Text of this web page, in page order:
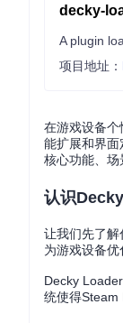
decky-
A plugin
项目地址：
在游戏设备
能扩展和界面
核心功能、场
认识
让我们先了
为游戏设备
Decky
统使得Steam